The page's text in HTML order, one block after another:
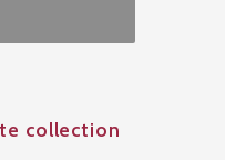
collection